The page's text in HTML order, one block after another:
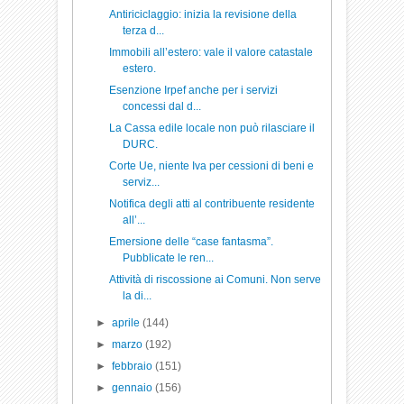
Antiriciclaggio: inizia la revisione della
terza d...
Immobili all’estero: vale il valore catastale
estero.
Esenzione Irpef anche per i servizi
concessi dal d...
La Cassa edile locale non può rilasciare il
DURC.
Corte Ue, niente Iva per cessioni di beni e
serviz...
Notifica degli atti al contribuente residente
all’...
Emersione delle “case fantasma”.
Pubblicate le ren...
Attività di riscossione ai Comuni. Non serve
la di...
► aprile (144)
► marzo (192)
► febbraio (151)
► gennaio (156)